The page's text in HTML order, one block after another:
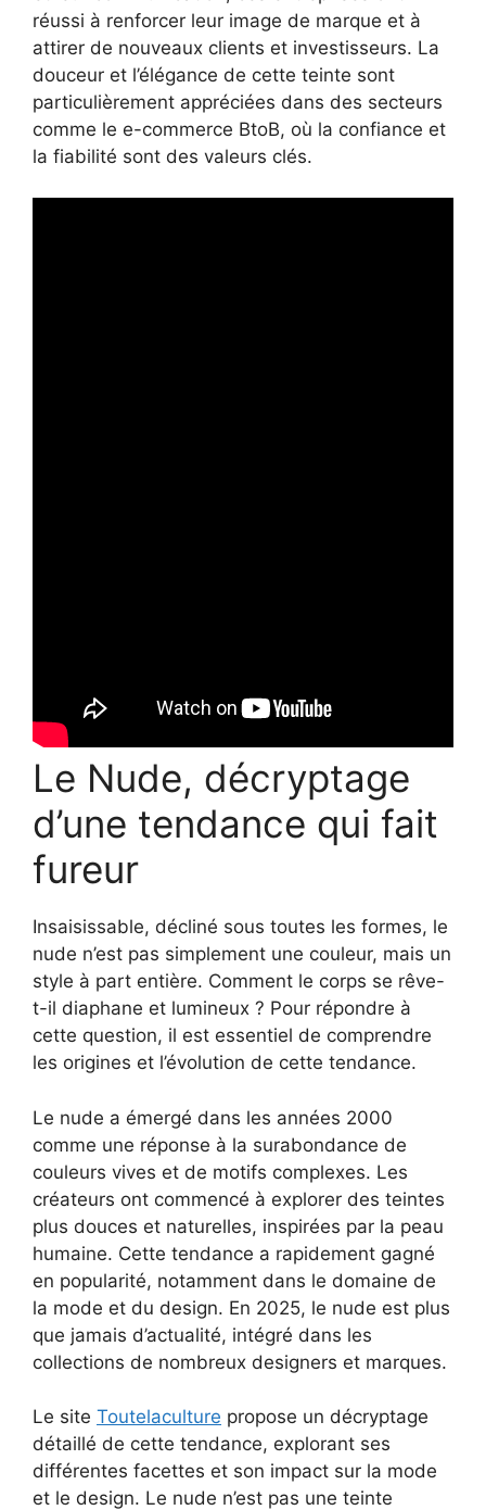
réussi à renforcer leur image de marque et à
attirer de nouveaux clients et investisseurs. La
douceur et l’élégance de cette teinte sont
particulièrement appréciées dans des secteurs
comme le e-commerce BtoB, où la confiance et
la fiabilité sont des valeurs clés.
Le Nude, décryptage
d’une tendance qui fait
fureur
Insaisissable, décliné sous toutes les formes, le
nude n’est pas simplement une couleur, mais un
style à part entière. Comment le corps se rêve-
t-il diaphane et lumineux ? Pour répondre à
cette question, il est essentiel de comprendre
les origines et l’évolution de cette tendance.
Le nude a émergé dans les années 2000
comme une réponse à la surabondance de
couleurs vives et de motifs complexes. Les
créateurs ont commencé à explorer des teintes
plus douces et naturelles, inspirées par la peau
humaine. Cette tendance a rapidement gagné
en popularité, notamment dans le domaine de
la mode et du design. En 2025, le nude est plus
que jamais d’actualité, intégré dans les
collections de nombreux designers et marques.
Le site Toutelaculture propose un décryptage
détaillé de cette tendance, explorant ses
différentes facettes et son impact sur la mode
et le design. Le nude n’est pas une teinte